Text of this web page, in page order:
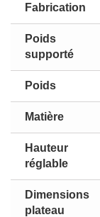
Fabrication
Poids
supporté
Poids
Matière
Hauteur
réglable
Dimensions
plateau